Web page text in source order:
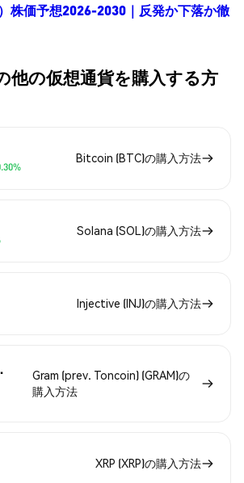
株価予想2026-2030｜反発か下落か徹
他の仮想通貨を購入する方
Bitcoin (BTC)の購入方法
Solana (SOL)の購入方法
Injective (INJ)の購入方法
Gram (prev. Toncoin) (GRAM)の
購入方法
XRP (XRP)の購入方法